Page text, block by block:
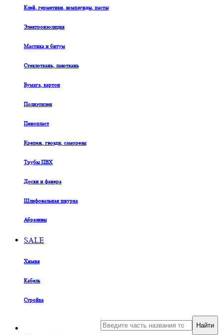
Клей, герметики, компаунды, пасты
Электроизоляция
Мастика и битум
Стеклоткань, лакоткань
Бумага, картон
Полиэтилен
Пенопласт
Крепеж, гвозди, саморезы
Трубы ПВХ
Доски и фанера
Шлифовальная шкурка
Абразивы
SALE
Химия
Кабель
Стройка
Найти